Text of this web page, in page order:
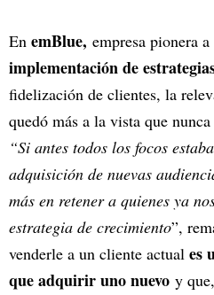
En emBlue, empresa pionera
implementación de
fidelización de clientes, la
quedó más a la vista que
“Si antes todos los focos
adquisición de nuevas
más en retener a quienes ya
estrategia de crecimiento”,
venderle a un cliente actual es
que adquirir uno nuevo y